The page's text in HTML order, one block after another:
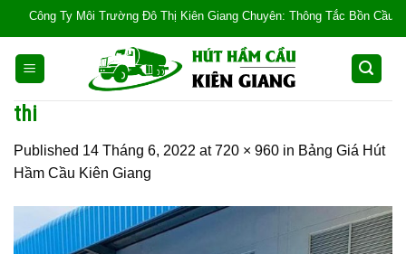
content
Công Ty Môi Trường Đô Thị Kiên Giang Chuyên: Thông Tắc Bồn Cầu,
thi
Published 14 Tháng 6, 2022 at720 × 960 in Bảng Giá Hút
Hầm Cầu Kiên Giang